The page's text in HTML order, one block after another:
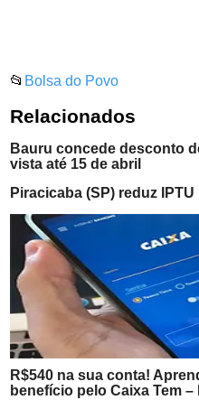
📂 Bolsa do Povo
Relacionados
Bauru concede desconto
vista até 15 de abril
Piracicaba (SP) reduz
R$540 na sua conta!
benefício pelo Caixa Tem –